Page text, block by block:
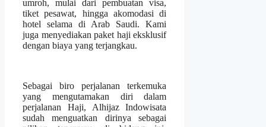
umroh, mulai dari pembuatan visa,
tiket pesawat, hingga akomodasi di
hotel selama di Arab Saudi. Kami
juga menyediakan paket haji eksklusif
dengan biaya yang terjangkau.
Sebagai biro perjalanan terkemuka
yang mengutamakan diri dalam
perjalanan Haji, Alhijaz Indowisata
sudah menguatkan dirinya sebagai